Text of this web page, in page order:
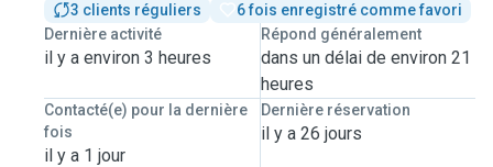
3 clients réguliers
6 fois enregistré comme favori
Dernière activité
il y a environ 3 heures
Répond généralement
dans un délai de environ 21
heures
Contacté(e) pour la dernière
fois
il y a 1 jour
Dernière réservation
il y a 26 jours